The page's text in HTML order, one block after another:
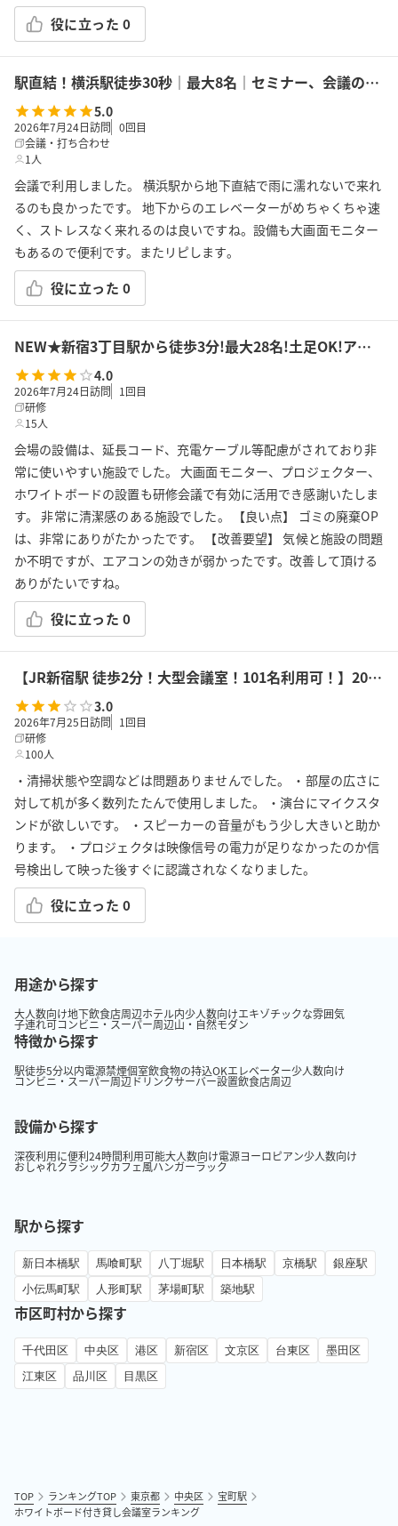
役に立った 0
駅直結！横浜駅徒歩30秒｜最大8名｜セミナー、会議の利用に最適！エキニア横浜｜5階ハマポート会議室
5.0
2026年7月24日訪問 0回目
会議・打ち合わせ
1人
会議で利用しました。 横浜駅から地下直結で雨に濡れないで来れ
るのも良かったです。 地下からのエレベーターがめちゃくちゃ速
く、ストレスなく来れるのは良いですね。設備も大画面モニター
もあるので便利です。またリピします。
役に立った 0
NEW★新宿3丁目駅から徒歩3分!最大28名!土足OK!アルコール可!会議/セミナー/懇親会/パーティー/ボドゲ/推し活/女子会等で利用可能!貸会議室KS9新宿
4.0
2026年7月24日訪問 1 回目
研修
15人
会場の設備は、延長コード、充電ケーブル等配慮がされており非
常に使いやすい施設でした。 大画面モニター、プロジェクター、
ホワイトボードの設置も研修会議で有効に活用でき感謝いたしま
す。 非常に清潔感のある施設でした。 【良い点】 ゴミの廃棄OP
は、非常にありがたかったです。 【改善要望】 気候と施設の問題
か不明ですが、エアコンの効きが弱かったです。改善して頂ける
ありがたいですね。
役に立った 0
【JR新宿駅 徒歩2分！大型会議室！101名利用可！】2022/12/29オープン！高性能プロジェクター・マイク・WiFi無料！ふれあい貸し会議室 新宿No63
3.0
2026年7月25日訪問 1 回目
研修
100人
・清掃状態や空調などは問題ありませんでした。 ・部屋の広さに
対して机が多く数列たたんで使用しました。 ・演台にマイクスタ
ンドが欲しいです。 ・スピーカーの音量がもう少し大きいと助か
ります。 ・プロジェクタは映像信号の電力が足りなかったのか信
号検出して映った後すぐに認識されなくなりました。
役に立った 0
用途から探す
大人数向け地下飲食店周辺ホテル内少人数向けエキゾチックな雰囲気
子連れ可コンビニ・スーパー周辺山・自然モダン
特徴から探す
駅徒歩5分以内電源禁煙個室飲食物の持込OKエレベーター少人数向け
コンビニ・スーパー周辺ドリンクサーバー設置飲食店周辺
設備から探す
深夜利用に便利24時間利用可能大人数向け電源ヨーロピアン少人数向け
おしゃれクラシックカフェ風ハンガーラック
駅から探す
新日本橋駅 馬喰町駅 八丁堀駅 日本橋駅 京橋駅
銀座駅
小伝馬町駅
人形町駅 茅場町駅 築地駅
市区町村から探す
千代田区 中央区 港区 新宿区 文京区 台東区
墨田区
江東区
品川区 目黒区
TOP ランキングTOP 東京都 中央区
宝町駅
ホワイトボード付き貸し会議室ランキング